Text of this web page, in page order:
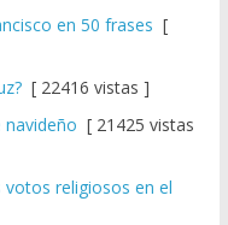
en 50 frases [
[ 22416 vistas ]
navideño [ 21425 vistas
religiosos en el